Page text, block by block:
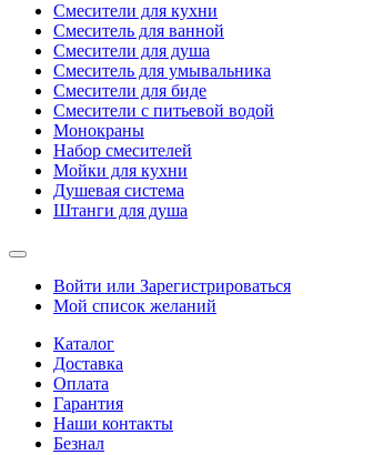
Смесители для кухни
Смеситель для ванной
Смесители для душа
Смеситель для умывальника
Смесители для биде
Смесители с питьевой водой
Монокраны
Набор смесителей
Мойки для кухни
Душевая система
Штанги для душа
Войти или Зарегистрироваться
Мой список желаний
Каталог
Доставка
Оплата
Гарантия
Наши контакты
Безнал